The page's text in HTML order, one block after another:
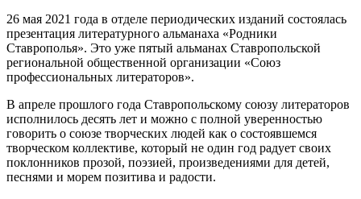
26 мая 2021 года в отделе периодических изданий состоялась
презентация литературного альманаха «Родники
Ставрополья». Это уже пятый альманах Ставропольской
региональной общественной организации «Союз
профессиональных литераторов».
В апреле прошлого года Ставропольскому союзу литераторов
исполнилось десять лет и можно с полной уверенностью
говорить о союзе творческих людей как о состоявшемся
творческом коллективе, который не один год радует своих
поклонников прозой, поэзией, произведениями для детей,
песнями и морем позитива и радости.